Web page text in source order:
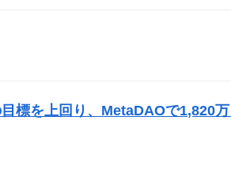
標を上回り、MetaDAOで1,820